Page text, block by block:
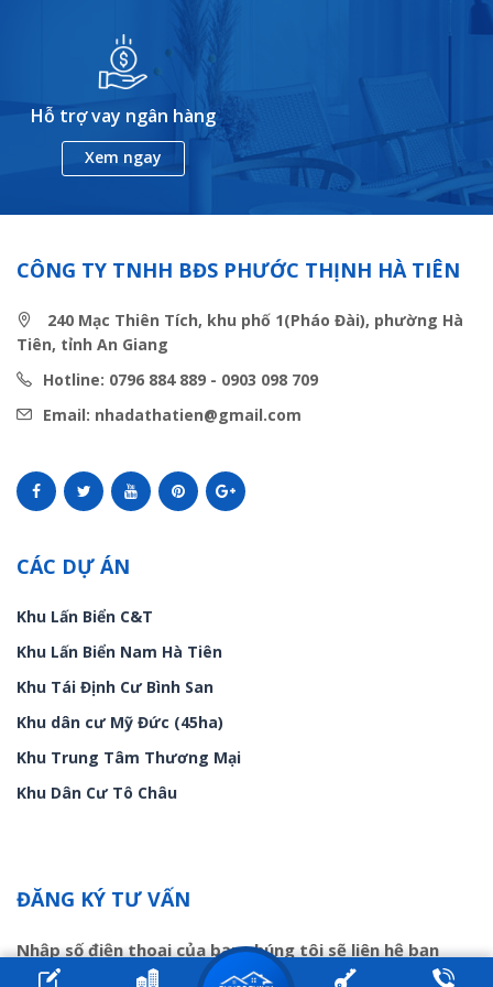
Hỗ trợ vay ngân hàng
Xem ngay
CÔNG TY TNHH BĐS PHƯỚC THỊNH HÀ TIÊN
240 Mạc Thiên Tích, khu phố 1(Pháo Đài), phường Hà
Tiên, tỉnh An Giang
Hotline: 0796 884 889 - 0903 098 709
Email: nhadathatien@gmail.com
CÁC DỰ ÁN
Khu Lấn Biển C&T
Khu Lấn Biển Nam Hà Tiên
Khu Tái Định Cư Bình San
Khu dân cư Mỹ Đức (45ha)
Khu Trung Tâm Thương Mại
Khu Dân Cư Tô Châu
ĐĂNG KÝ TƯ VẤN
Nhập số điện thoại của bạn chúng tôi sẽ liên hệ bạn
trong ít phút!